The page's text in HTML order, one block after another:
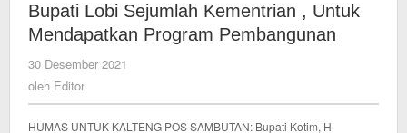
Kementrian
,
Untuk
Bupati Lobi Sejumlah Kementrian , Untuk
Mendapatkan Program Pembangunan
30 Desember 2021
oleh Editor
HUMAS UNTUK KALTENG POS SAMBUTAN: Bupati Kotim, H